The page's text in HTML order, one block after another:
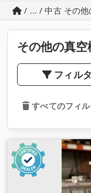
/ ... / 中古 その他
その他の真空
フィル
すべてのフィ